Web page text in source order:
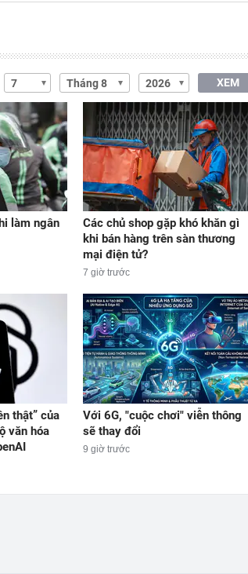
XEM
làm ngân
Các chủ shop gặp khó khăn gì
khi bán hàng trên sàn thương
mại điện tử?
7 giờ trước
thật” của
văn hóa
Với 6G, "cuộc chơi" viễn thông
sẽ thay đổi
9 giờ trước